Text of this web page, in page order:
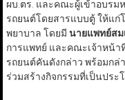
ผบ.ตร. และคณะผู้เข้าอบรม
รถยนต์โดยสารแบบตู้ ให้แก่
พยาบาล โดยมี นายแพทย์สม
การแพทย์ และคณะเจ้าหน้า
รถยนต์คันดังกล่าว พร้อมก
ร่วมสร้างกิจกรรมที่เป็นประ